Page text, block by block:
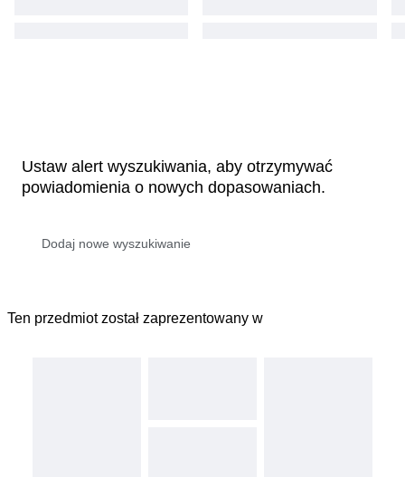
Ustaw alert wyszukiwania, aby otrzymywać
powiadomienia o nowych dopasowaniach.
Ten przedmiot został zaprezentowany w